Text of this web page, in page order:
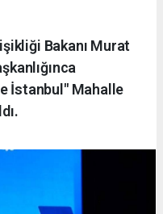
Bakanı Murat
İstanbul" Mahalle